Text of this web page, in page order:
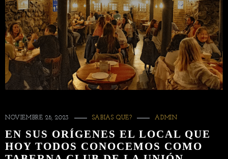
NOVIEMBRE 28, 2023 SABIAS QUE? ADMIN
EN SUS ORÍGENES EL LOCAL QUE
HOY TODOS CONOCEMOS COMO